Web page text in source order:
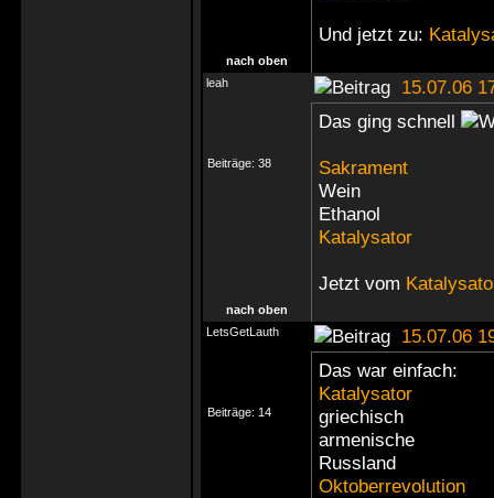
Und jetzt zu:
nach oben
leah
15.07.06
Beiträge: 38
Das ging schnell
Sakrament
Wein
Ethanol
Katalysator
Jetzt vom
nach oben
LetsGetLauth
15.07.06
Beiträge: 14
Das war einfach:
Katalysator
griechisch
armenische
Russland
Oktoberrevolution